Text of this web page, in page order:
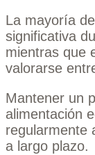
La mayoría
significativa
mientras que
valorarse
Mantener un
alimentación
regularmente
a largo plazo.